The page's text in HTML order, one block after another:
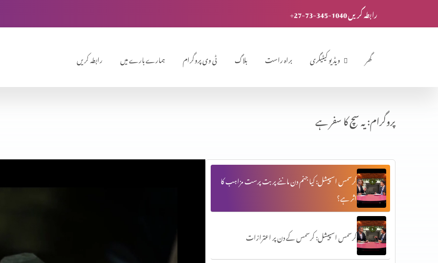
+27-73-345-1040 رابطہ کریں
رابطہ کریں ہمارے بارے میں ٹی وی پروگرام بلاگ براہ راست ویڈیو کیٹیگری گھر
پروگرام: یہ سچ کا سفر ہے
کرسمس اسپیشل: کیا جنم دن ماننے پر بت پرست مزاہب کا
اثر ہے؟
کرسمس اسپیشل: کرسمس کے دن پر اعترازات